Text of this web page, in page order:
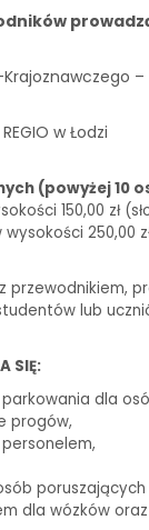
–
w Łodzi
(powyżej 10
150,00 zł
250,00
przewodnikiem,
lub
SIĘ:
dla
progów,
poruszających
dla wózków